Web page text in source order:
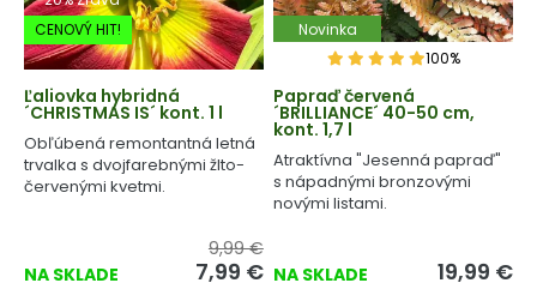
CENOVÝ HIT!
Ľaliovka hybridná
´CHRISTMAS IS´ kont. 1 l
Obľúbená remontantná letná
trvalka s dvojfarebnými žlto-
červenými kvetmi.
NA SKLADE
9,99 €
7,99 €
Novinka
100%
Papraď červená
´BRILLIANCE´ 40-50 cm,
kont. 1,7 l
Atraktívna "Jesenná papraď"
s nápadnými bronzovými
novými listami.
NA SKLADE 19,99 €